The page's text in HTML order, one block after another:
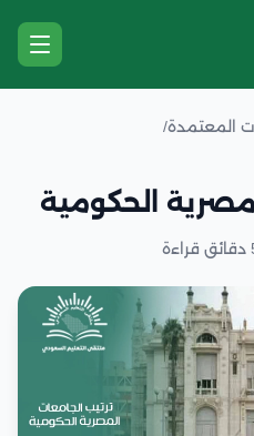
المعتمدة/
الحكومية